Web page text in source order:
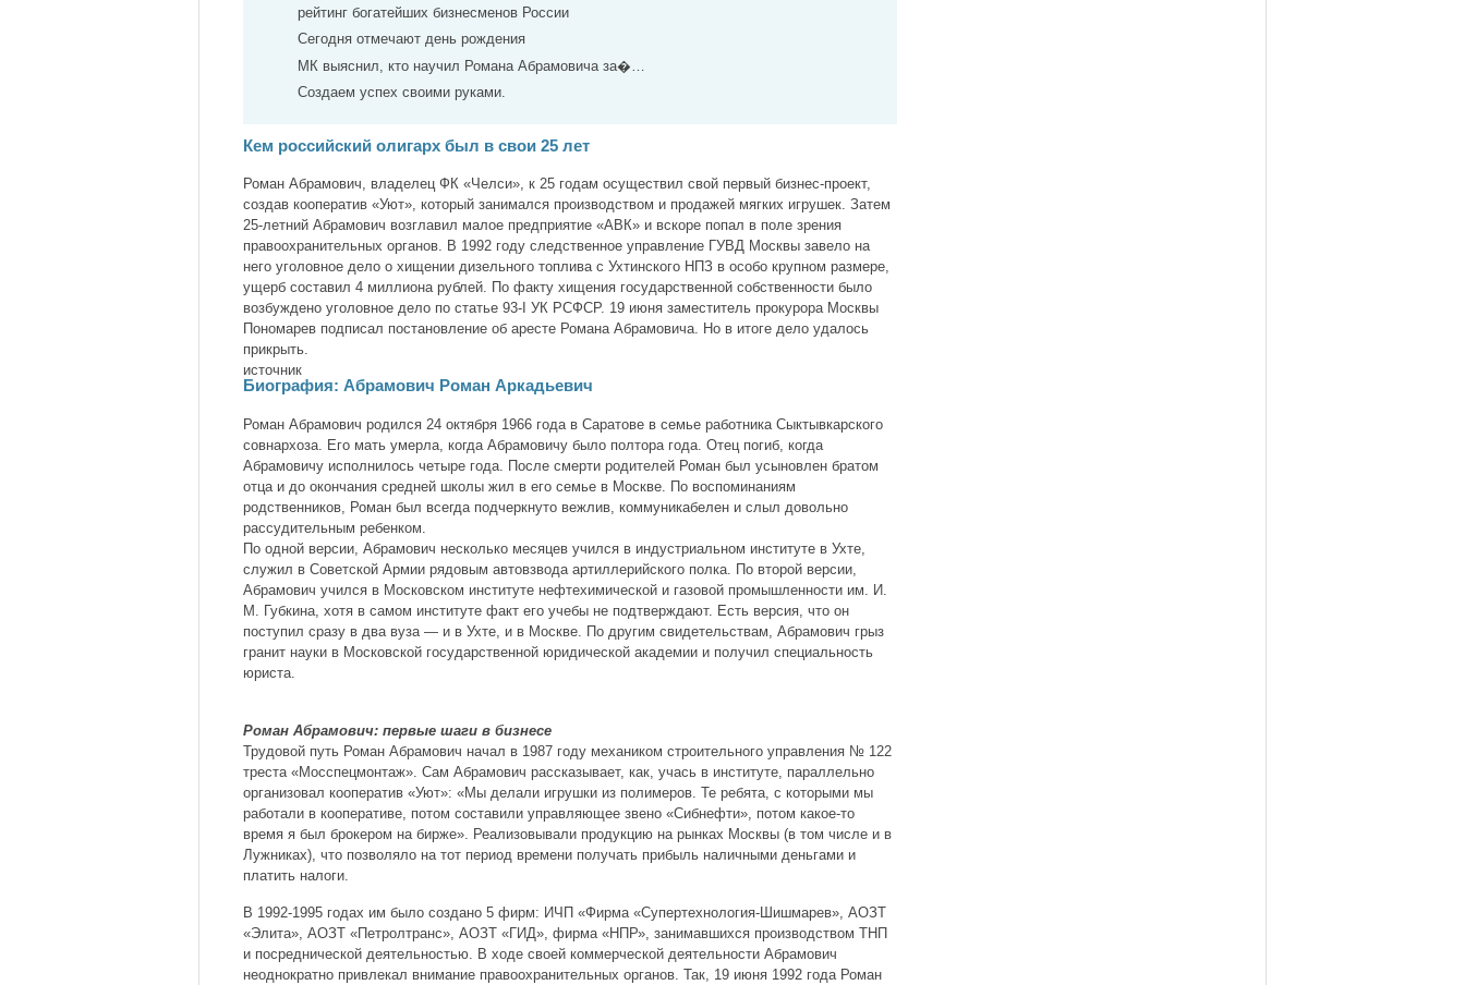
рейтинг богатейших бизнесменов России
Сегодня отмечают день рождения
МК выяснил, кто научил Романа Абрамовича за�…
Создаем успех своими руками.
Кем российский олигарх был в свои 25 лет
Роман Абрамович, владелец ФК «Челси», к 25 годам осуществил свой первый бизнес-проект,
создав кооператив «Уют», который занимался производством и продажей мягких игрушек. Затем
25-летний Абрамович возглавил малое предприятие «АВК» и вскоре попал в поле зрения
правоохранительных органов. В 1992 году следственное управление ГУВД Москвы завело на
него уголовное дело о хищении дизельного топлива с Ухтинского НПЗ в особо крупном размере,
ущерб составил 4 миллиона рублей. По факту хищения государственной собственности было
возбуждено уголовное дело по статье 93-I УК РСФСР. 19 июня заместитель прокурора Москвы
Пономарев подписал постановление об аресте Романа Абрамовича. Но в итоге дело удалось
прикрыть.
источник
Биография: Абрамович Роман Аркадьевич
Роман Абрамович родился 24 октября 1966 года в Саратове в семье работника Сыктывкарского
совнархоза. Его мать умерла, когда Абрамовичу было полтора года. Отец погиб, когда
Абрамовичу исполнилось четыре года. После смерти родителей Роман был усыновлен братом
отца и до окончания средней школы жил в его семье в Москве. По воспоминаниям
родственников, Роман был всегда подчеркнуто вежлив, коммуникабелен и слыл довольно
рассудительным ребенком.
По одной версии, Абрамович несколько месяцев учился в индустриальном институте в Ухте,
служил в Советской Армии рядовым автовзвода артиллерийского полка. По второй версии,
Абрамович учился в Московском институте нефтехимической и газовой промышленности им. И.
М. Губкина, хотя в самом институте факт его учебы не подтверждают. Есть версия, что он
поступил сразу в два вуза — и в Ухте, и в Москве. По другим свидетельствам, Абрамович грыз
гранит науки в Московской государственной юридической академии и получил специальность
юриста.
Роман Абрамович: первые шаги в бизнесе
Трудовой путь Роман Абрамович начал в 1987 году механиком строительного управления № 122
треста «Мосспецмонтаж». Сам Абрамович рассказывает, как, учась в институте, параллельно
организовал кооператив «Уют»: «Мы делали игрушки из полимеров. Те ребята, с которыми мы
работали в кооперативе, потом составили управляющее звено «Сибнефти», потом какое-то
время я был брокером на бирже». Реализовывали продукцию на рынках Москвы (в том числе и в
Лужниках), что позволяло на тот период времени получать прибыль наличными деньгами и
платить налоги.
В 1992-1995 годах им было создано 5 фирм: ИЧП «Фирма «Супертехнология-Шишмарев», АОЗТ
«Элита», АОЗТ «Петролтранс», АОЗТ «ГИД», фирма «НПР», занимавшихся производством ТНП
и посреднической деятельностью. В ходе своей коммерческой деятельности Абрамович
неоднократно привлекал внимание правоохранительных органов. Так, 19 июня 1992 года Роман